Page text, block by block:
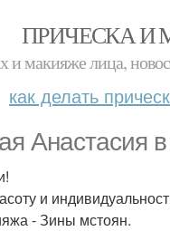
ПРИЧЕСКА И
и макияже лица,
как делать
Анастасия
и
- Зины мстоян.